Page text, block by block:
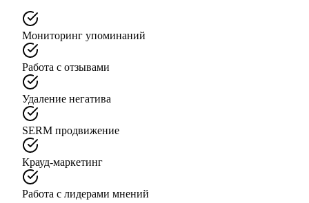
Мониторинг упоминаний
Работа с отзывами
Удаление негатива
SERM продвижение
Крауд-маркетинг
Работа с лидерами мнений